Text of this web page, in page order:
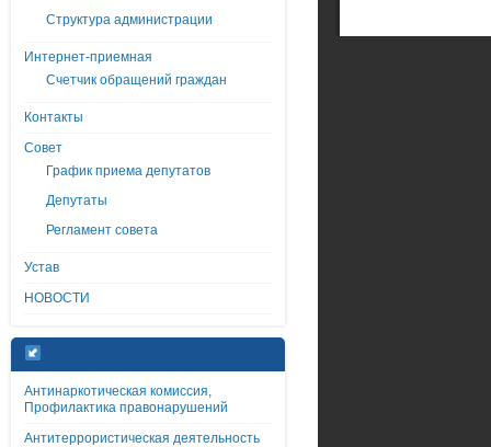
Структура администрации
Интернет-приемная
Счетчик обращений граждан
Контакты
Совет
График приема депутатов
Депутаты
Регламент совета
Устав
НОВОСТИ
Антинаркотическая комиссия,
Профилактика правонарушений
Антитеррористическая деятельность